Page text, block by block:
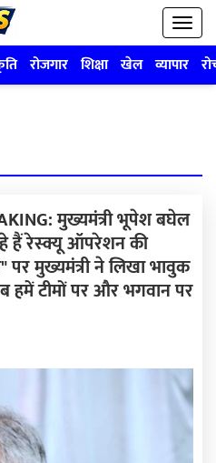
रोजगार शिक्षा खेल व्यापार
मुख्यमंत्री भूपेश बघेल
हैं रेस्क्यू ऑपरेशन की
पर मुख्यमंत्री ने लिखा भावुक
हमें टीमों पर और भगवान पर